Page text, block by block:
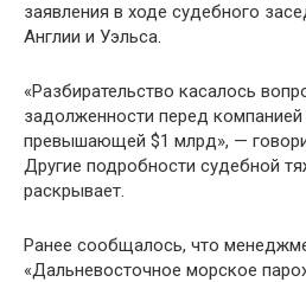
заявления в ходе судебного
Англии и Уэльса.
«Разбирательство касалось
задолженности перед компанией
превышающей $1 млрд», —
Другие подробности судебной
раскрывает.
Ранее сообщалось, что
«Дальневосточное морское